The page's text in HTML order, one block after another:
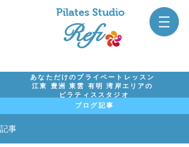
Pilates Studio
Refi
あなただけのプライベートレッスン
江東 豊洲 東雲 有明 湾岸エリアの
ピラティススタジオ
ブログ記事
記事